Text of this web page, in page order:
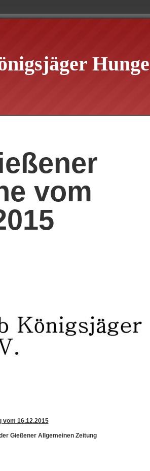
vom
vom 16.12.2015
Gießener Allgemeinen Zeitung